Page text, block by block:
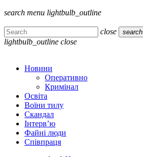
search menu lightbulb_outline
close search
lightbulb_outline close
Новини
Оперативно
Кримінал
Освіта
Воїни тилу
Скандал
Інтерв’ю
Файні люди
Співпраця